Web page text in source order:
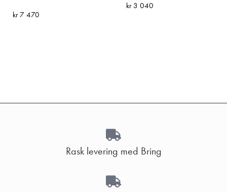
kr7 470
kr3 040
Rask levering med Bring